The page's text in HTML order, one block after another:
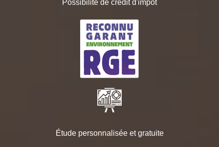
Possibilité de crédit d'impôt
Étude personnalisée et gratuite